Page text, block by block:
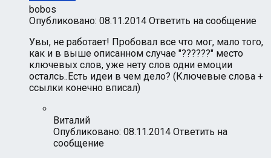
bobos
Опубликовано: 08.11.2014 Ответить на сообщение
Увы, не работает! Пробовал все что мог, мало того,
как и в выше описанном случае "??????" место
ключевых слов, уже нету слов одни емоции
осталсь..Есть идеи в чем дело? (Ключевые слова +
ссылки конечно вписал)
Виталий
Опубликовано: 08.11.2014 Ответить на
сообщение